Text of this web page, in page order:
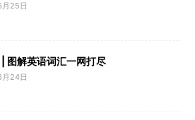
25日
图解英语词汇一网打尽
24日